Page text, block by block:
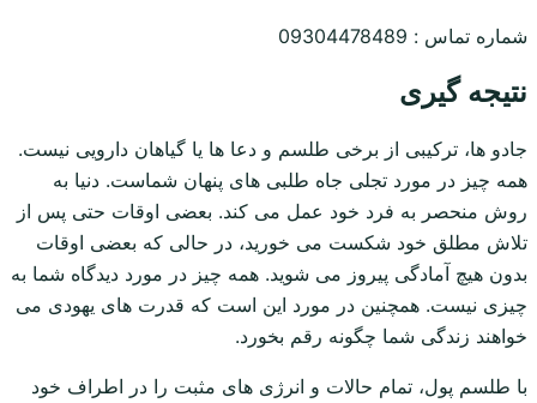
شماره تماس : 09304478489
نتیجه گیری
جادو ها، ترکیبی از برخی طلسم و دعا ها یا گیاهان دارویی نیست.
همه چیز در مورد تجلی جاه طلبی های پنهان شماست. دنیا به
روش منحصر به فرد خود عمل می کند. بعضی اوقات حتی پس از
تلاش مطلق خود شکست می خورید، در حالی که بعضی اوقات
بدون هیچ آمادگی پیروز می شوید. همه چیز در مورد دیدگاه شما به
چیزی نیست. همچنین در مورد این است که قدرت های یهودی می
خواهند زندگی شما چگونه رقم بخورد.
با طلسم‌ پول، تمام حالات و انرژی های مثبت را در اطراف خود